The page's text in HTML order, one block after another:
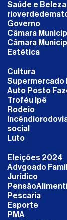
Saúde e Beleza
Governo
Câmara
Câmara
Estética
Cultura
Supermercado
Auto Posto
Troféu Ipê
Rodeio
social
Luto
Eleições 2024
Advgoado
Jurídico
Pescaria
Esporte
PMA